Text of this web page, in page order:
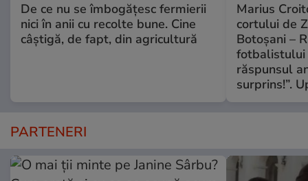
De ce nu se îmbogățesc fermierii
nici în anii cu recolte bune. Cine
câștigă, de fapt, din agricultură
Marius
cortului de
Botoșani –
răspunsul
surprins!”.
PARTENERI